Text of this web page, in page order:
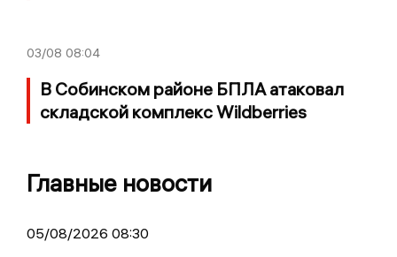
03/08 08:04
В Собинском районе БПЛА атаковал
складской комплекс Wildberries
Главные новости
05/08/2026 08:30